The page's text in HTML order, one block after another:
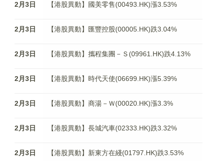
2月3日 【港股異動】國美零售(00493.HK)漲3.53%
2月3日 【港股異動】匯豐控股(00005.HK)跌3.04%
2月3日 【港股異動】攜程集團－Ｓ(09961.HK)跌4.13%
2月3日 【港股異動】時代天使(06699.HK)漲5.39%
2月3日 【港股異動】商湯－Ｗ(00020.HK)漲3.3%
2月3日 【港股異動】長城汽車(02333.HK)跌3.32%
2月3日 【港股異動】新東方在綫(01797.HK)跌3.53%